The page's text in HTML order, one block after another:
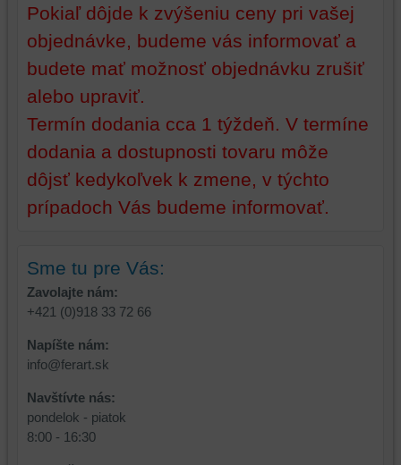
Pokiaľ dôjde k zvýšeniu ceny pri vašej
objednávke, budeme vás informovať a
budete mať možnosť objednávku zrušiť
alebo upraviť.
Termín dodania cca 1 týždeň. V termíne
dodania a dostupnosti tovaru môže
dôjsť kedykoľvek k zmene, v týchto
prípadoch Vás budeme informovať.
Sme tu pre Vás:
Zavolajte nám:
+421 (0)918 33 72 66
Napíšte nám:
info@ferart.sk
Navštívte nás:
pondelok - piatok
8:00 - 16:30
(súbory
cookie
a
úložiská
prehliadača)
identifikáciu
vašej
a
dosiahnutie
platformy,
zážitku
z
a
zabezpečenia.
cookie
a
úložiská
prehliadača),
aby
mohli
poskytovať
funkcie,
ktoré
zážitok
z
prehliadania,
niektoré
z
preferencií
bez
toho,